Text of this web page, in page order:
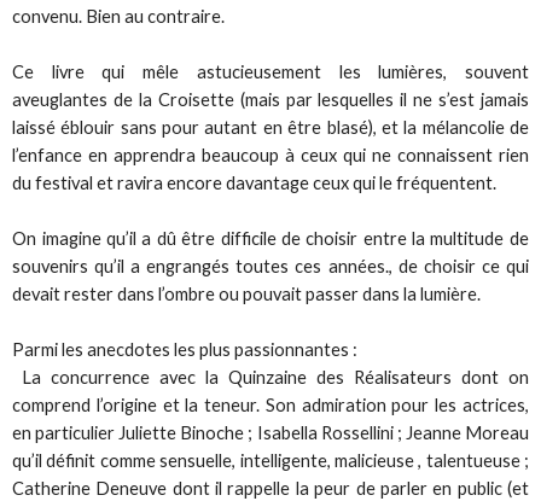
convenu. Bien au contraire.
Ce livre qui mêle astucieusement les lumières, souvent
aveuglantes de la Croisette (mais par lesquelles il ne s’est jamais
laissé éblouir sans pour autant en être blasé), et la mélancolie de
l’enfance en apprendra beaucoup à ceux qui ne connaissent rien
du festival et ravira encore davantage ceux qui le fréquentent.
On imagine qu’il a dû être difficile de choisir entre la multitude de
souvenirs qu’il a engrangés toutes ces années., de choisir ce qui
devait rester dans l’ombre ou pouvait passer dans la lumière.
Parmi les anecdotes les plus passionnantes :
La concurrence avec la Quinzaine des Réalisateurs dont on
comprend l’origine et la teneur. Son admiration pour les actrices,
en particulier Juliette Binoche ; Isabella Rossellini ; Jeanne Moreau
qu’il définit comme sensuelle, intelligente, malicieuse , talentueuse ;
Catherine Deneuve dont il rappelle la peur de parler en public (et